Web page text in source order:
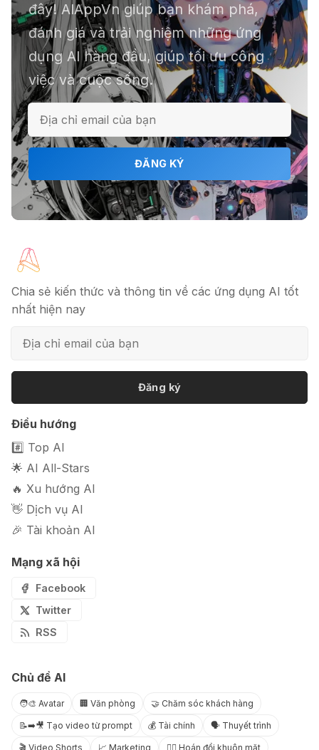
đây! AIAppVn giúp bạn khám phá,
đánh giá và trải nghiệm những ứng
dụng AI hàng đầu, giúp tối ưu công
việc và cuộc sống.
ĐĂNG KÝ
Chia sẻ kiến thức và thông tin về các ứng dụng AI tốt
nhất hiện nay
Đăng ký
Điều hướng
#️⃣ Top AI
🌟 AI All-Stars
🔥 Xu hướng AI
👋 Dịch vụ AI
🎉 Tài khoản AI
Mạng xã hội
Facebook
Twitter
RSS
Chủ đề AI
🧑‍🎨 Avatar 🏢 Văn phòng 🤝 Chăm sóc khách hàng
📝➡️🎥 Tạo video từ prompt 💰 Tài chính 🗣️ Thuyết trình
🎬 Video Shorts 📈 Marketing 😶‍🌫️ Hoán đổi khuôn mặt